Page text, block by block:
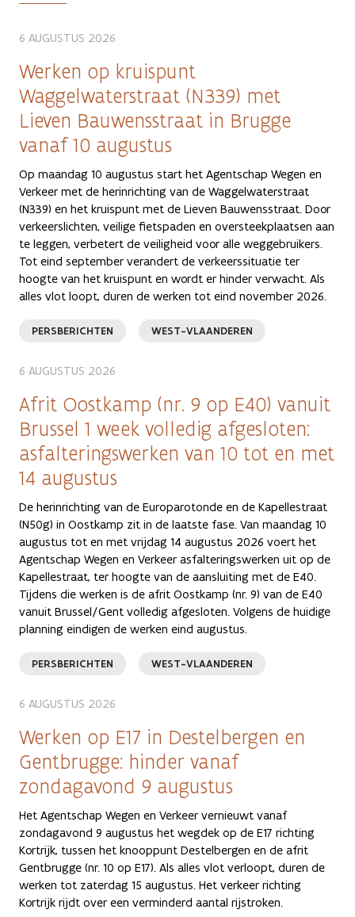
6 AUGUSTUS 2026
Werken op kruispunt
Waggelwaterstraat (N339) met
Lieven Bauwensstraat in Brugge
vanaf 10 augustus
Op maandag 10 augustus start het Agentschap Wegen en
Verkeer met de herinrichting van de Waggelwaterstraat
(N339) en het kruispunt met de Lieven Bauwensstraat. Door
verkeerslichten, veilige fietspaden en oversteekplaatsen aan
te leggen, verbetert de veiligheid voor alle weggebruikers.
Tot eind september verandert de verkeerssituatie ter
hoogte van het kruispunt en wordt er hinder verwacht. Als
alles vlot loopt, duren de werken tot eind november 2026.
PERSBERICHTEN WEST-VLAANDEREN
6 AUGUSTUS 2026
Afrit Oostkamp (nr. 9 op E40) vanuit
Brussel 1 week volledig afgesloten:
asfalteringswerken van 10 tot en met
14 augustus
De herinrichting van de Europarotonde en de Kapellestraat
(N50g) in Oostkamp zit in de laatste fase. Van maandag 10
augustus tot en met vrijdag 14 augustus 2026 voert het
Agentschap Wegen en Verkeer asfalteringswerken uit op de
Kapellestraat, ter hoogte van de aansluiting met de E40.
Tijdens die werken is de afrit Oostkamp (nr. 9) van de E40
vanuit Brussel/Gent volledig afgesloten. Volgens de huidige
planning eindigen de werken eind augustus.
PERSBERICHTEN WEST-VLAANDEREN
6 AUGUSTUS 2026
Werken op E17 in Destelbergen en
Gentbrugge: hinder vanaf
zondagavond 9 augustus
Het Agentschap Wegen en Verkeer vernieuwt vanaf
zondagavond 9 augustus het wegdek op de E17 richting
Kortrijk, tussen het knooppunt Destelbergen en de afrit
Gentbrugge (nr. 10 op E17). Als alles vlot verloopt, duren de
werken tot zaterdag 15 augustus. Het verkeer richting
Kortrijk rijdt over een verminderd aantal rijstroken.